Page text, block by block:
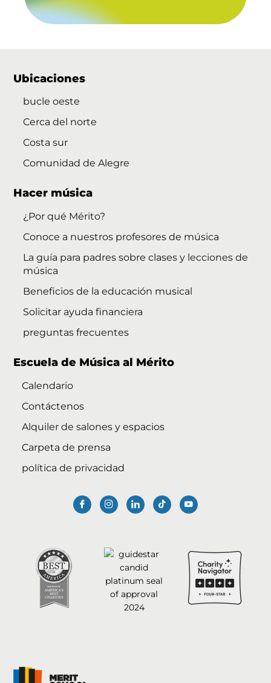
Ubicaciones
bucle oeste
Cerca del norte
Costa sur
Comunidad de Alegre
Hacer música
¿Por qué Mérito?
Conoce a nuestros profesores de música
La guía para padres sobre clases y lecciones de
música
Beneficios de la educación musical
Solicitar ayuda financiera
preguntas frecuentes
Escuela de Música al Mérito
Calendario
Contáctenos
Alquiler de salones y espacios
Carpeta de prensa
política de privacidad